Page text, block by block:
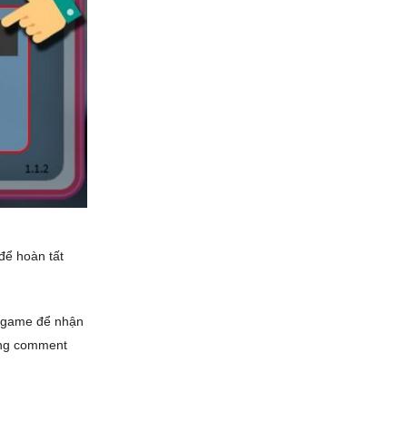
hoàn tất
để nhận
comment